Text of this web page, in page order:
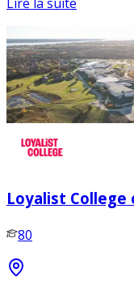
Loyalist
80